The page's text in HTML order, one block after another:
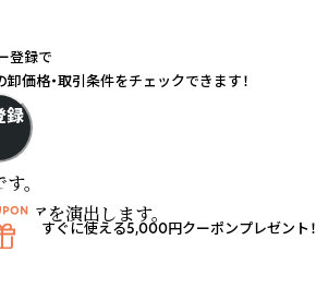
。
アを演出します。
登録で
卸価格・取引条件をチェックできます！
録
すぐに使える5,000円クーポンプレゼント！